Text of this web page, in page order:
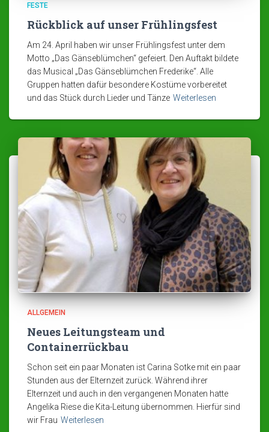
FESTE
Rückblick auf unser Frühlingsfest
Am 24. April haben wir unser Frühlingsfest unter dem
Motto „Das Gänseblümchen“ gefeiert. Den Auftakt bildete
das Musical „Das Gänseblümchen Frederike“. Alle
Gruppen hatten dafür besondere Kostüme vorbereitet
und das Stück durch Lieder und Tänze Weiterlesen
ALLGEMEIN
Neues Leitungsteam und
Containerrückbau
Schon seit ein paar Monaten ist Carina Sotke mit ein paar
Stunden aus der Elternzeit zurück. Während ihrer
Elternzeit und auch in den vergangenen Monaten hatte
Angelika Riese die Kita-Leitung übernommen. Hierfür sind
wir Frau Weiterlesen